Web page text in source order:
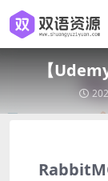
【